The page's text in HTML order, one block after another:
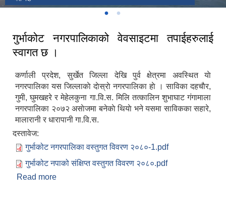
गुर्भाकोट नगरपालिकाको वेवसाइटमा तपाईहरुलाई
स्वागत छ ।
कर्णाली प्रदेश, सुर्खेत जिल्ला देखि पुर्व क्षेत्रमा अवस्थित याे
नगरपालिका यस जिल्लाकाे दाेस्राे नगरपालिका हाे । साविका दहचाैर,
गुमी, घुमखहरे र मेहेलकुना गा.वि.स. मिलि तत्कालिन शुभाघाट ग‌ंगामाला
नगरपालिका २०७२ असाेजमा बनेकाे थियाे भने यसमा साविकका सहारे,
मालारानी र धारापानी गा.वि.स.
दस्तावेज:
गुर्भाकोट नगरपालिका वस्तुगत विवरण २०८०-1.pdf
गुर्भाकोट नपाको संक्षिप्त वस्तुगत विवरण २०८०.pdf
Read more